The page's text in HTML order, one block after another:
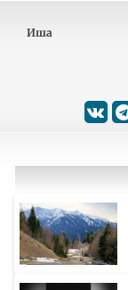
Иша